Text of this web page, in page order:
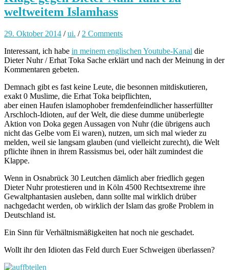
weltweitem Islamhass
29. Oktober 2014 /ui. / 2 Comments
Interessant, ich habe in meinem englischen Youtube-Kanal die
Dieter Nuhr / Erhat Toka Sache erklärt und nach der Meinung in der
Kommentaren gebeten.
Demnach gibt es fast keine Leute, die besonnen mitdiskutieren,
exakt 0 Muslime, die Erhat Toka beipflichten,
aber einen Haufen islamophober fremdenfeindlicher hasserfüllter
Arschloch-Idioten, auf der Welt, die diese dumme unüberlegte
Aktion von Doka gegen Aussagen von Nuhr (die übrigens auch
nicht das Gelbe vom Ei waren), nutzen, um sich mal wieder zu
melden, weil sie langsam glauben (und vielleicht zurecht), die Welt
pflichte ihnen in ihrem Rassismus bei, oder hält zumindest die
Klappe.
Wenn in Osnabrück 30 Leutchen dämlich aber friedlich gegen
Dieter Nuhr protestieren und in Köln 4500 Rechtsextreme ihre
Gewaltphantasien ausleben, dann sollte mal wirklich drüber
nachgedacht werden, ob wirklich der Islam das große Problem in
Deutschland ist.
Ein Sinn für Verhältnismäßigkeiten hat noch nie geschadet.
Wollt ihr den Idioten das Feld durch Euer Schweigen überlassen?